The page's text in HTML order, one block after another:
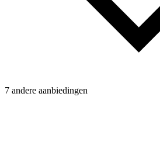
7 andere aanbiedingen